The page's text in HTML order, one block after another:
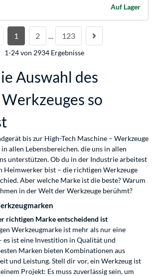
Auf Lager
1 2 … 123
1-24 von 2934 Ergebnisse
Auswahl des
so
bis zur High-Tech Maschine – Werkzeuge
allen Lebensbereichen. die uns in allen
unterstützen. Ob du in der Industrie arbeitest
Heimwerker bist – die richtigen Werkzeuge
Aber welche Marke ist die beste? Warum
in der Welt der Werkzeuge berühmt?
richtigen Marke entscheidend ist
Werkzeugmarke ist mehr als nur eine
es ist eine Investition in Qualität und
Marken bieten Kombinationen aus
und Leistung. Stell dir vor, ein Werkzeug ist
Projekt: Es muss zuverlässig sein, um